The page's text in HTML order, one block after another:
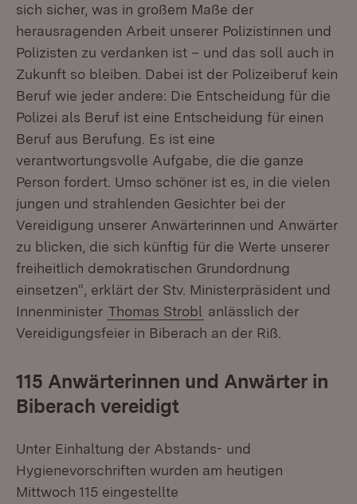
sich sicher, was in großem Maße der
herausragenden Arbeit unserer Polizistinnen und
Polizisten zu verdanken ist – und das soll auch in
Zukunft so bleiben. Dabei ist der Polizeiberuf kein
Beruf wie jeder andere: Die Entscheidung für die
Polizei als Beruf ist eine Entscheidung für einen
Beruf aus Berufung. Es ist eine
verantwortungsvolle Aufgabe, die die ganze
Person fordert. Umso schöner ist es, in die vielen
jungen und strahlenden Gesichter bei der
Vereidigung unserer Anwärterinnen und Anwärter
zu blicken, die sich künftig für die Werte unserer
freiheitlich demokratischen Grundordnung
einsetzen“, erklärt der Stv. Ministerpräsident und
Innenminister Thomas Strobl anlässlich der
Vereidigungsfeier in Biberach an der Riß.
115 Anwärterinnen und Anwärter in
Biberach vereidigt
Unter Einhaltung der Abstands- und
Hygienevorschriften wurden am heutigen
Mittwoch 115 eingestellte